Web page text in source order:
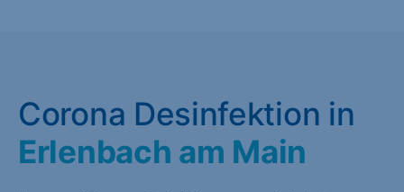
Corona Desinfektion in
Erlenbach am Main